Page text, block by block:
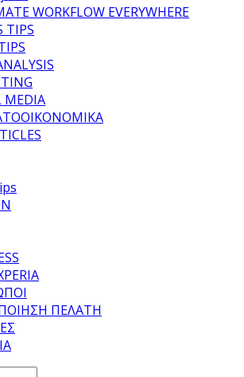
WORKFLOW EVERYWHERE
TIPS
MEDIA
ΠΕΛΑΤΗ